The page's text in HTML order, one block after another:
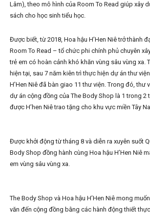
Lâm), theo mô hình của Room To Read giúp xây
sách cho học sinh tiểu học.
Được biết, từ 2018, Hoa hậu H’Hen Niê trở thành
Room To Read – tổ chức phi chính phủ chuyên
trẻ em có hoàn cảnh khó khăn vùng sâu vùng xa.
hiện tại, sau 7 năm kiên trì thực hiện dự án thư
H’Hen Niê đã bàn giao 11 thư viện. Trong đó, thư
dự án cộng đồng của The Body Shop là 1 trong 2
được H’hen Niê trao tặng cho khu vực miền Tây
Được khởi động từ tháng 8 và diễn ra xuyên suốt
Body Shop đồng hành cùng Hoa hậu H’Hen Niê
em vùng sâu vùng xa.
The Body Shop và Hoa hậu H’Hen Niê mong
văn đến cộng đồng bằng các hành động thiết